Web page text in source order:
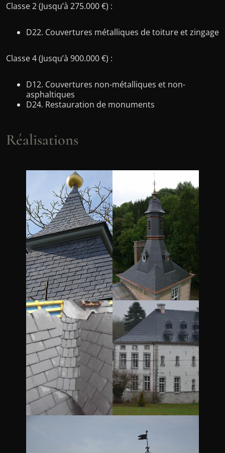
Classe 2 (Jusqu’à 275.000 €) :
D22. Couvertures métalliques de toiture et zingage
Classe 4 (Jusqu’à 900.000 €) :
D12. Couvertures non-métalliques et non-
asphaltiques
D24. Restauration de monuments
Réalisations